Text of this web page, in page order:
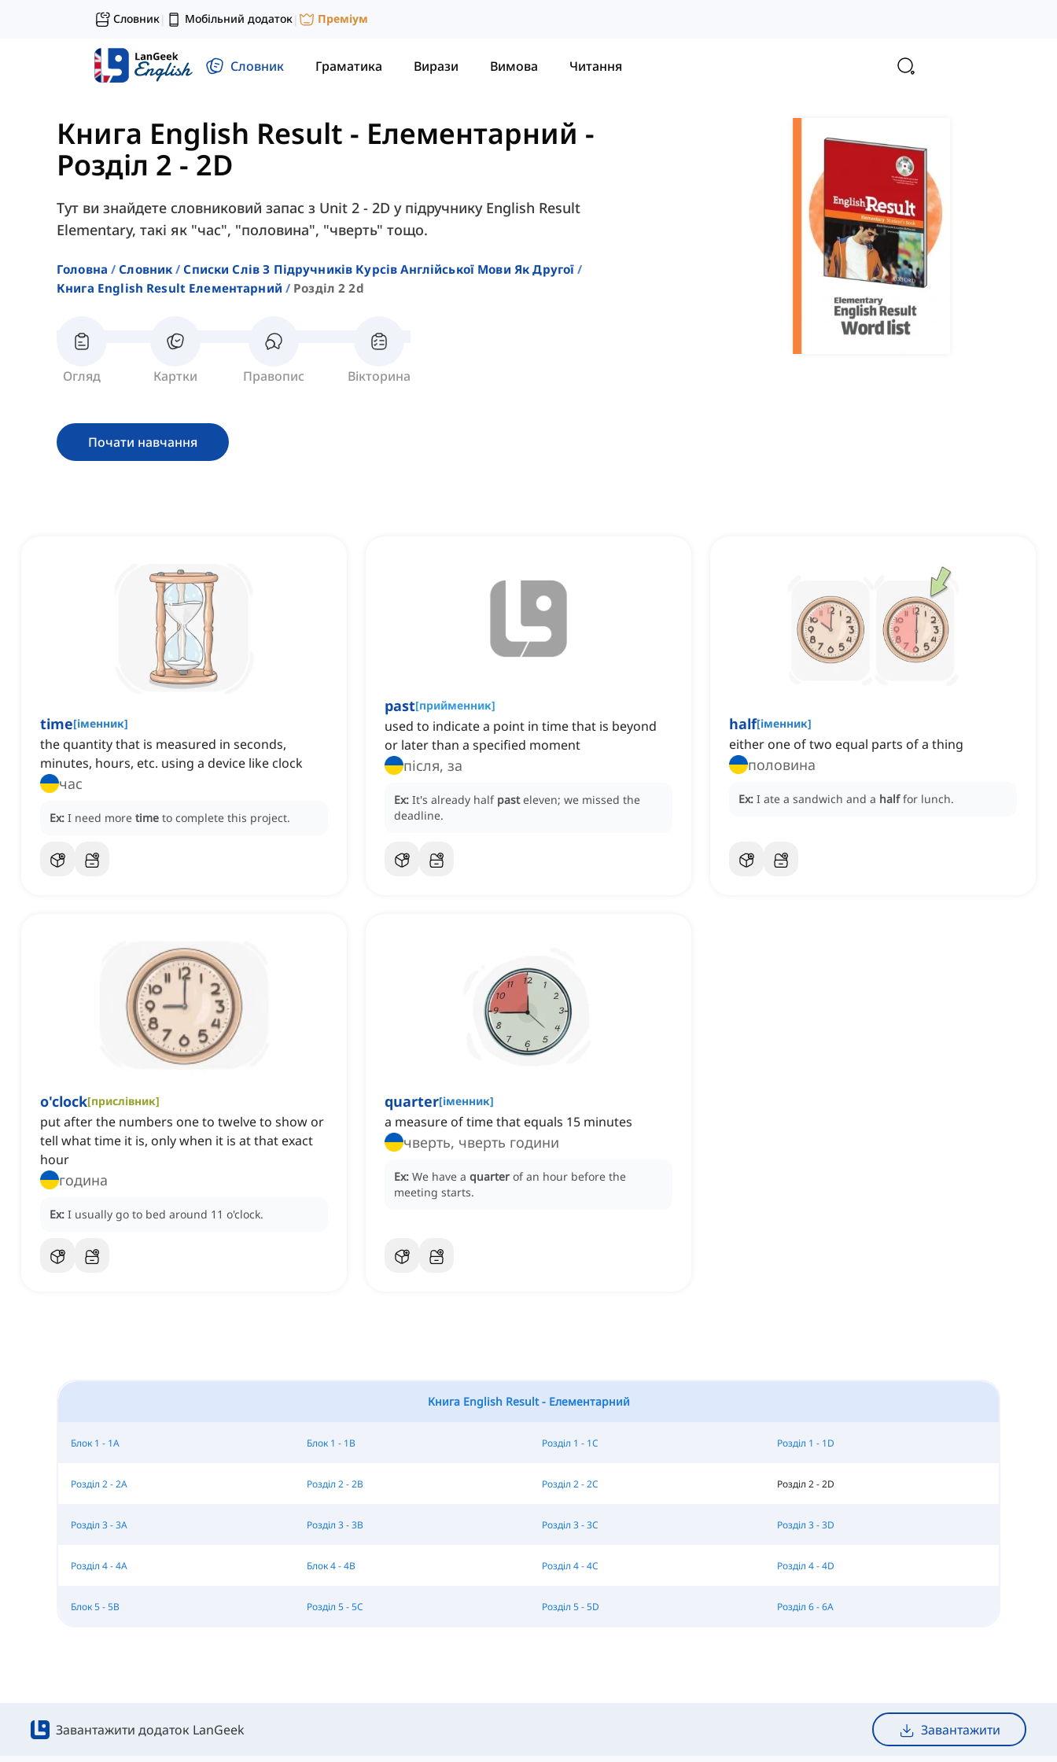
Словник| Мобільний додаток| Преміум
Словник Граматика Вирази Вимова Читання
Книга English Result - Елементарний -
Розділ 2 - 2D
Тут ви знайдете словниковий запас з Unit 2 - 2D у підручнику English Result
Elementary, такі як "час", "половина", "чверть" тощо.
Головна Словник
Списки Слів З Підручників Курсів Англійської Мови Як Другої
Книга English Result Елементарний
Розділ 2 2d
Огляд Картки Правопис Вікторина
Почати навчання
time[іменник]
the quantity that is measured in seconds,
minutes, hours, etc. using a device like clock
час
Ex: I need more time to complete this project.
past[прийменник]
used to indicate a point in time that is beyond
or later than a specified moment
після, за
Ex: It's already half past eleven; we missed the
deadline.
half[іменник]
either one of two equal parts of a thing
половина
Ex: I ate a sandwich and a half for lunch.
o'clock[прислівник]
put after the numbers one to twelve to show or
tell what time it is, only when it is at that exact
hour
година
Ex: I usually go to bed around 11 o'clock.
quarter[іменник]
a measure of time that equals 15 minutes
чверть, чверть години
Ex: We have a quarter of an hour before the
meeting starts.
Книга English Result - Елементарний
Блок 1 - 1A Блок 1 - 1B Розділ 1 - 1C Розділ 1 - 1D
Розділ 2 - 2A Розділ 2 - 2B Розділ 2 - 2C Розділ 2 - 2D
Розділ 3 - 3A Розділ 3 - 3B Розділ 3 - 3C Розділ 3 - 3D
Розділ 4 - 4A Блок 4 - 4B Розділ 4 - 4C Розділ 4 - 4D
Блок 5 - 5B Розділ 5 - 5C Розділ 5 - 5D Розділ 6 - 6A
Завантажити додаток LanGeek Завантажити